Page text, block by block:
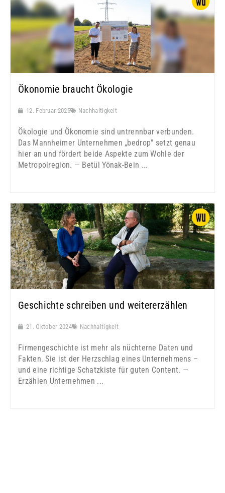
Ökonomie braucht Ökologie
12. Februar 2025 Nachhaltigkeit
Ökologie und Ökonomie sind untrennbar verbunden.
Das Mannheimer Unternehmen „bedrop" setzt genau
hier an und fördert beide Aspekte zum Wohle der
Metropolregion. — Betül Yönak-Bein ...
Geschichte schreiben und weitererzählen
21. Oktober 2024 Nachhaltigkeit
Firmengeschichte ist mehr als nüchterne Daten und
Fakten. Sie ist der Herzschlag eines Unternehmens –
und eine richtige Schatzkiste für guten Content. —
Erzählen Unternehmen ...